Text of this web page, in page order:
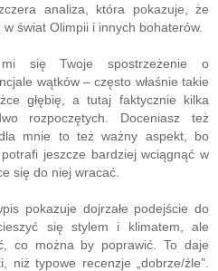
analiza, która pokazuje, że
w świat Olimpii i innych bohaterów.
mi się Twoje spostrzeżenie o
wątków – często właśnie takie
głębię, a tutaj faktycznie kilka
rozpoczętych. Doceniasz też
mnie to też ważny aspekt, bo
jeszcze bardziej wciągnąć w
się do niej wracać.
pokazuje dojrzałe podejście do
się stylem i klimatem, ale
co można by poprawić. To daje
niż typowe recenzje „dobrze/źle”.